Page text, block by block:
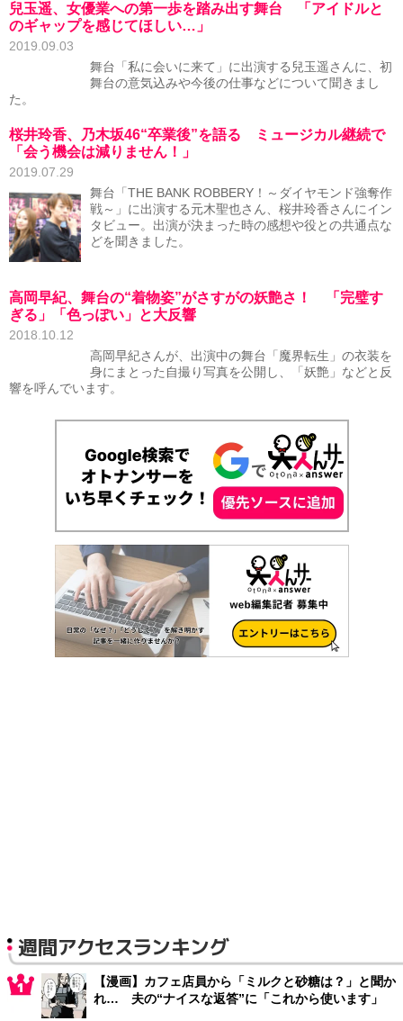
兒玉遥、女優業への第一歩を踏み出す舞台 「アイドルと
のギャップを感じてほしい…」
2019.09.03
舞台「私に会いに来て」に出演する兒玉遥さんに、初
舞台の意気込みや今後の仕事などについて聞きまし
た。
桜井玲香、乃木坂46“卒業後”を語る ミュージカル継続で
「会う機会は減りません！」
2019.07.29
舞台「THE BANK ROBBERY！～ダイヤモンド強奪作
戦～」に出演する元木聖也さん、桜井玲香さんにイン
タビュー。出演が決まった時の感想や役との共通点な
どを聞きました。
高岡早紀、舞台の“着物姿”がさすがの妖艶さ！ 「完璧す
ぎる」「色っぽい」と大反響
2018.10.12
高岡早紀さんが、出演中の舞台「魔界転生」の衣装を
身にまとった自撮り写真を公開し、「妖艶」などと反
響を呼んでいます。
週間アクセスランキング
【漫画】カフェ店員から「ミルクと砂糖は？」と聞か
れ… 夫の“ナイスな返答”に「これから使います」